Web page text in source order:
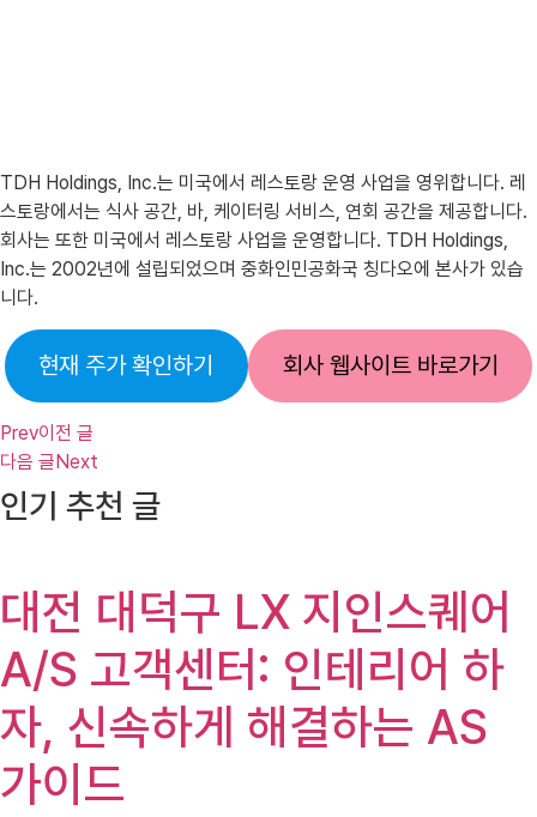
TDH Holdings, Inc.는 미국에서 레스토랑 운영 사업을 영위합니다. 레
스토랑에서는 식사 공간, 바, 케이터링 서비스, 연회 공간을 제공합니다.
회사는 또한 미국에서 레스토랑 사업을 운영합니다. TDH Holdings,
Inc.는 2002년에 설립되었으며 중화인민공화국 칭다오에 본사가 있습
니다.
현재 주가 확인하기 회사 웹사이트 바로가기
Prev이전 글
다음 글Next
인기 추천 글
대전 대덕구 LX 지인스퀘어
A/S 고객센터: 인테리어 하
자, 신속하게 해결하는 AS
가이드